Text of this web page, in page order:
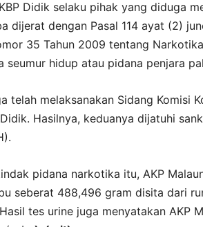
Didik selaku pihak yang diduga
dijerat dengan Pasal 114 ayat (2)
35 Tahun 2009 tentang
seumur hidup atau pidana penjara
telah melaksanakan Sidang Komisi
Hasilnya, keduanya dijatuhi
pidana narkotika itu, AKP
seberat 488,496 gram disita dari
tes urine juga menyatakan AKP